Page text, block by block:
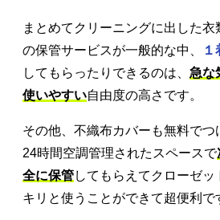
まとめてクリーニングに出した
の保管サービスが一般的な中、
１
してもらったりできるのは、 急な
使いやすい自由度の高さです。
その他、不織布カバーも無料でつ
24時間空調管理されたスペースで
全に保管してもらえてクローゼ
キリと使うことができて超便利で